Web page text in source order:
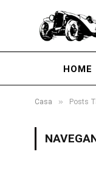
HOME
Casa » Posts